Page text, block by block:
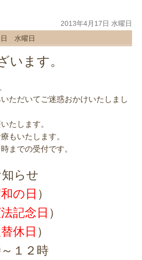
2013年4月17日 水曜日
日 水曜日
います。
ただいてご迷惑おかけいたしまし
たします。
もいたします。
までの受付です。
らせ
の日 ）
記念日 ）
休日 ）
１２時